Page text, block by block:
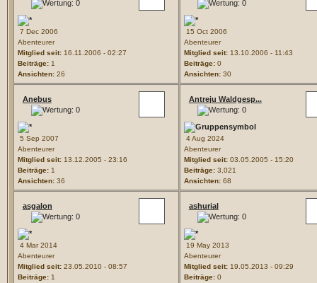
7 Dec 2006
Abenteurer
Mitglied seit:16.11.2006 - 02:27
Beiträge:1
Ansichten:26
15 Oct 2006
Abenteurer
Mitglied seit:13.10.2006 - 11:43
Beiträge:0
Ansichten:30
Anebus
5 Sep 2007
Abenteurer
Mitglied seit:13.12.2005 - 23:16
Beiträge:1
Ansichten:36
Antreju Waldgesp...
4 Aug 2024
Abenteurer
Mitglied seit:03.05.2005 - 15:20
Beiträge:3,021
Ansichten:68
asgalon
4 Mar 2014
Abenteurer
Mitglied seit:23.05.2010 - 08:57
Beiträge:1
ashurial
19 May 2013
Abenteurer
Mitglied seit:19.05.2013 - 09:29
Beiträge:0